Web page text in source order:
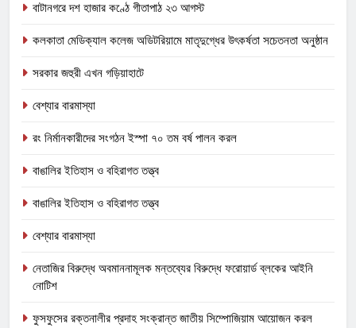
বাটানগরে দশ হাজার কণ্ঠে গীতাপাঠ ২৩ আগস্ট
কলকাতা মেডিক্যাল কলেজ অডিটরিয়ামে মাতৃদুগ্ধের উৎকর্ষতা সচেতনতা অনুষ্ঠান
সরকার জহুরী এখন গড়িয়াহাটে
বেশ্যার বারমাস্যা
রং নির্মানকারীদের সংগঠন ইস্পা ৭০ তম বর্ষ পালন করল
বাঙালির ইতিহাস ও বহিরাগত তত্ত্ব
বাঙালির ইতিহাস ও বহিরাগত তত্ত্ব
বেশ্যার বারমাস্যা
নেতাজির বিরুদ্ধে অবমাননামূলক মন্তব্যের বিরুদ্ধে ফরোয়ার্ড ব্লকের আইনি
নোটিশ
ফুসফুসের রক্তনালীর প্রদাহ সংক্রান্ত জাতীয় সিম্পোজিয়াম আয়োজন করল